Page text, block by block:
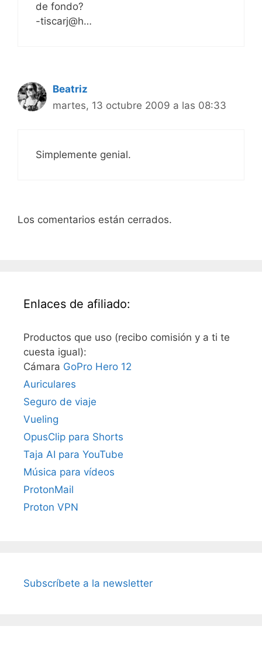
de fondo?
-tiscarj@h…
Beatriz
martes, 13 octubre 2009 a las 08:33
Simplemente genial.
Los comentarios están cerrados.
Enlaces de afiliado:
Productos que uso (recibo comisión y a ti te
cuesta igual):
Cámara GoPro Hero 12
Auriculares
Seguro de viaje
Vueling
OpusClip para Shorts
Taja AI para YouTube
Música para vídeos
ProtonMail
Proton VPN
Subscríbete a la newsletter